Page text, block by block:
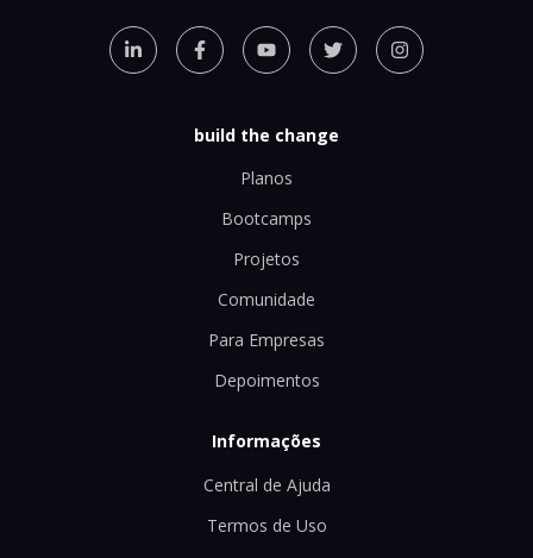
build the change
Planos
Bootcamps
Projetos
Comunidade
Para Empresas
Depoimentos
Informações
Central de Ajuda
Termos de Uso